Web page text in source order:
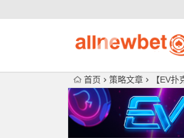
首页 策略文章 【EV